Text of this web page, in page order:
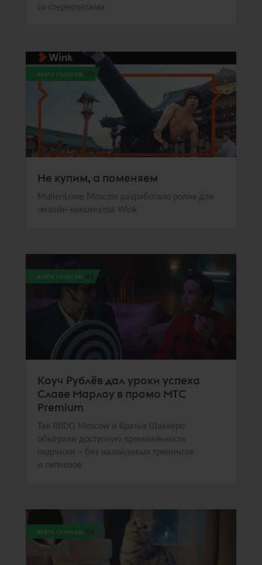
со стереотипами
всего голосов: 177
Не купим, а поменяем
MullenLowe Moscow разработало ролик для
онлайн-кинотеатра Wink
всего голосов: 166
Коуч Рублёв дал уроки успеха
Славе Марлоу в промо МТС
Premium
Так BBDO Moscow и братья Шавкеро
обыграли доступную премиальность
подписки – без назойливых тренингов
и гипнозов
всего голосов: 158